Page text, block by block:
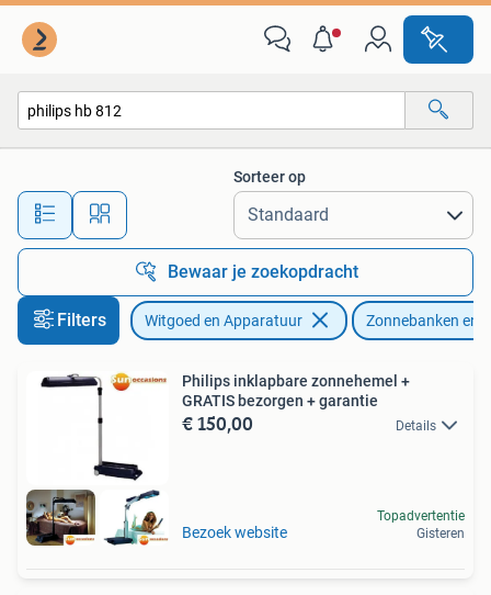
Alle afstanden…
Sorteer op
Bewaar je zoekopdracht
Filters Witgoed en Apparatuur Zonnebanken en
Philips inklapbare zonnehemel +
GRATIS bezorgen + garantie
€ 150,00 Details
Bezoek website
Topadvertentie
Gisteren